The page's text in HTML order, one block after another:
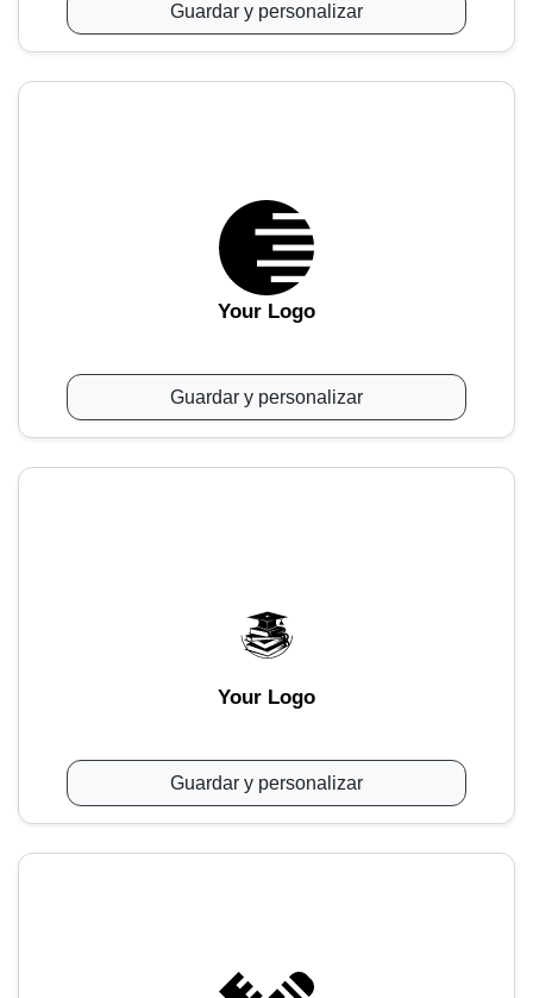
Guardar y personalizar
Your Logo
Guardar y personalizar
Your Logo
Guardar y personalizar